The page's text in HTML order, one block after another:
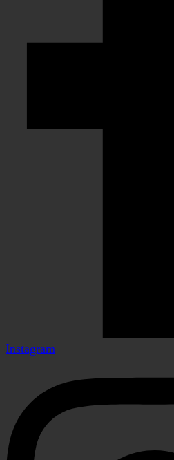
Instagram